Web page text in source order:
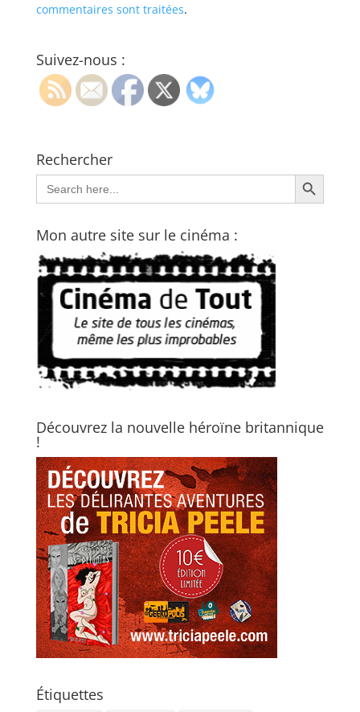
commentaires sont traitées.
Suivez-nous :
Rechercher
Search
for:
Search Button
Mon autre site sur le cinéma :
Découvrez la nouvelle héroïne britannique
!
Étiquettes